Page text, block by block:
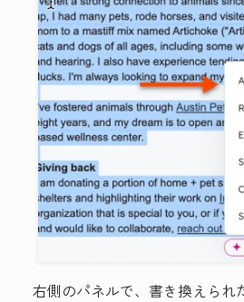
右側のパネルで、書き換えられ